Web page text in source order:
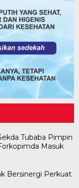
Tubaba Pimpin
Masuk
Bersinergi Perkuat